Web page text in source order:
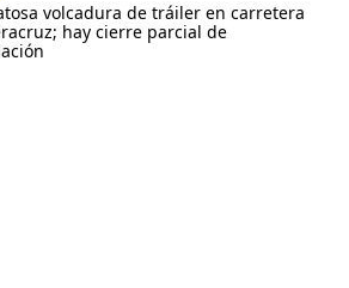
volcadura de tráiler en carretera
hay cierre parcial de